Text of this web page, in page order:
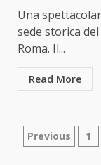
Una
sede storica
Roma. Il...
Read More
Previous 1